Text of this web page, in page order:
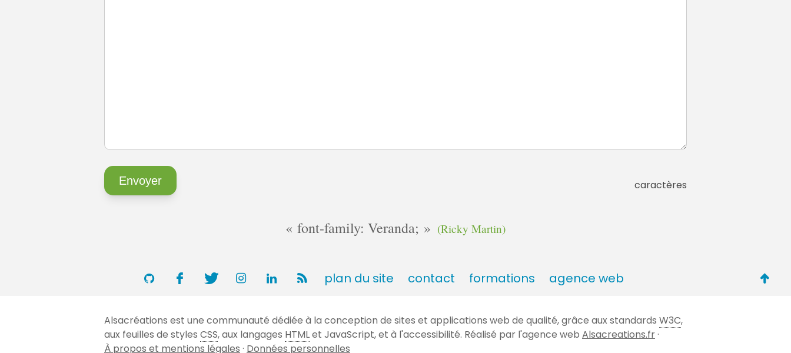
caractères
font-family: Veranda; (Ricky Martin)
plan du site contact formations agence web
Alsacréations est une communauté dédiée à la conception de sites et applications web de qualité, grâce aux standards W3C,
aux feuilles de styles CSS, aux langages HTMLet JavaScript, et à l'accessibilité. Réalisé par l'agence web Alsacreations.fr·
À propos et mentions légales · Données personnelles